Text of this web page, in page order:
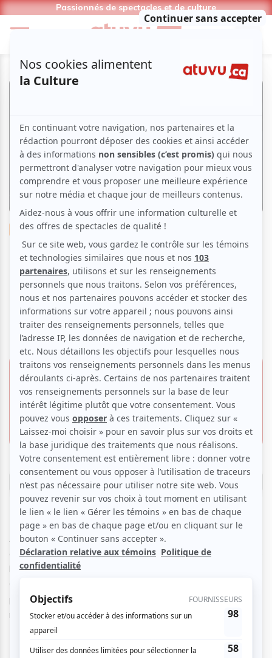
Passionnés de spectacles et de culture
Musique Classique
Salle Bourgie | Julian
Gutierrez Vinardell, piano -
Goldstream
27 novembre 2025 -
18h00
Musée des beaux-arts de Montréal | Salle
Bourgie
1339, rue Sherbrooke O.,
Montréal
39.00 $
31.75 $
Réserver
À cheval entre le jazz modal et la musique latine, le projet
de Julian Gutierrez Vinardell s’inspire de la nature et évoque
les paysages du Canada autant que ceux de
près de Victoria, fusionne modernité avec des traditions
musicales de la Havane.